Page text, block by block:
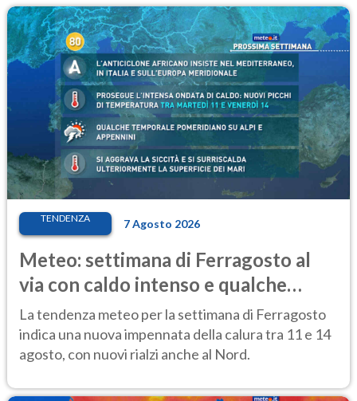
TENDENZA 7 Agosto 2026
Meteo: settimana di Ferragosto al
via con caldo intenso e qualche
temporale
La tendenza meteo per la settimana di Ferragosto
indica una nuova impennata della calura tra 11 e 14
agosto, con nuovi rialzi anche al Nord.